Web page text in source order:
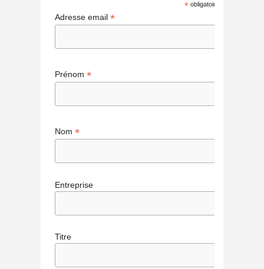
* obligatoire
Adresse email *
Prénom *
Nom *
Entreprise
Titre